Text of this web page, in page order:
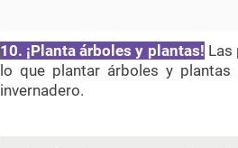
10. ¡Planta árboles y plantas! Las
lo que plantar árboles y
invernadero.